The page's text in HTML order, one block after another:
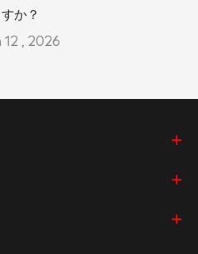
すか？
12 , 2026